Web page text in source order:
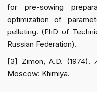
for pre-sowing
optimization of
pelleting. (PhD of
Russian Federation).
[3] Zimon, A.D. (1974).
Moscow: Khimiya.